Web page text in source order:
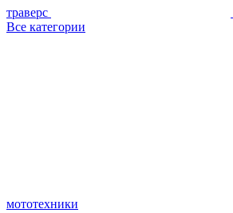
траверс
Все категории
мототехники